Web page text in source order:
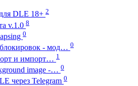
DLE 18+ 2
v.1.0 8
0
- мод… 0
и импорт… 1
image -… 0
через Telegram 0